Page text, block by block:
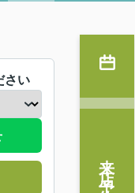
さい
来店予約